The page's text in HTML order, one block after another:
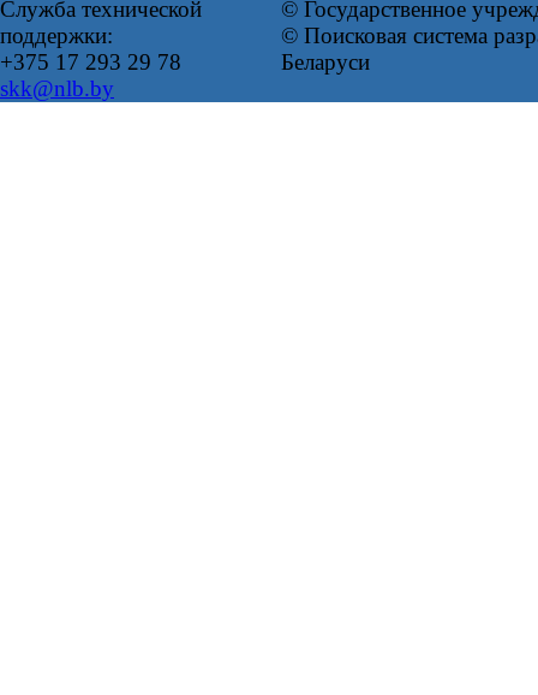
Служба технической
поддержки:
+375 17 293 29 78
skk@nlb.by
© Государственное
© Поисковая система
Беларуси